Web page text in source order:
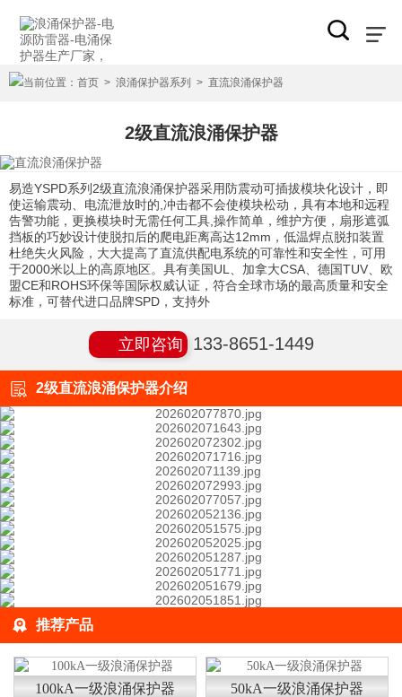
当前位置： 首页 > 浪涌保护器系列 > 直流浪涌保护器
2级直流浪涌保护器
易造YSPD系列2级直流浪涌保护器采用防震动可插拔模块化设计，即
使运输震动、电流泄放时的,冲击都不会使模块松动，具有本地和远程
告警功能，更换模块时无需任何工具,操作简单，维护方便，扇形遮弧
挡板的巧妙设计使脱扣后的爬电距离高达12mm，低温焊点脱扣装置
杜绝失火风险，大大提高了直流供配电系统的可靠性和安全性，可用
于2000米以上的高原地区。具有美国UL、加拿大CSA、德国TUV、欧
盟CE和ROHS环保等国际权威认证，符合全球市场的最高质量和安全
标准，可替代进口品牌SPD，支持外
立即咨询 133-8651-1449
2级直流浪涌保护器介绍
推荐产品
100kA一级浪涌保护器 50kA一级浪涌保护器